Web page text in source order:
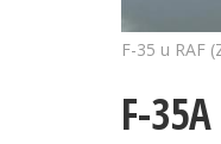
F-35 u RAF
F-